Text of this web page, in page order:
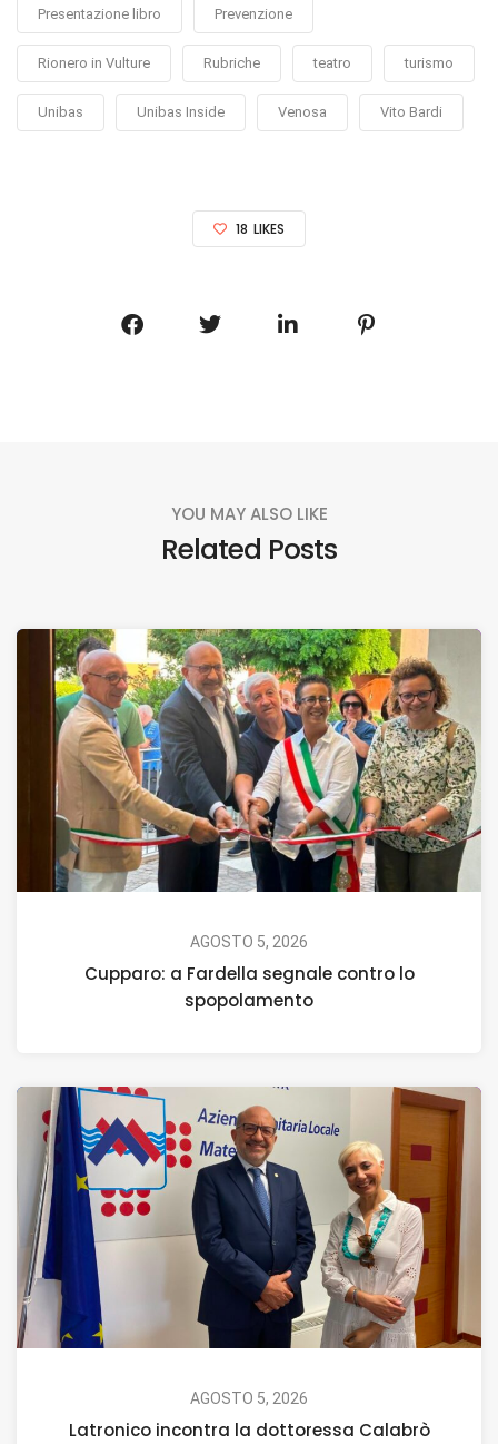
Presentazione libro Prevenzione
Rionero in Vulture Rubriche teatro turismo
Unibas Unibas Inside Venosa Vito Bardi
18 LIKES
YOU MAY ALSO LIKE
Related Posts
AGOSTO 5, 2026
Cupparo: a Fardella segnale contro lo
spopolamento
AGOSTO 5, 2026
Latronico incontra la dottoressa Calabrò